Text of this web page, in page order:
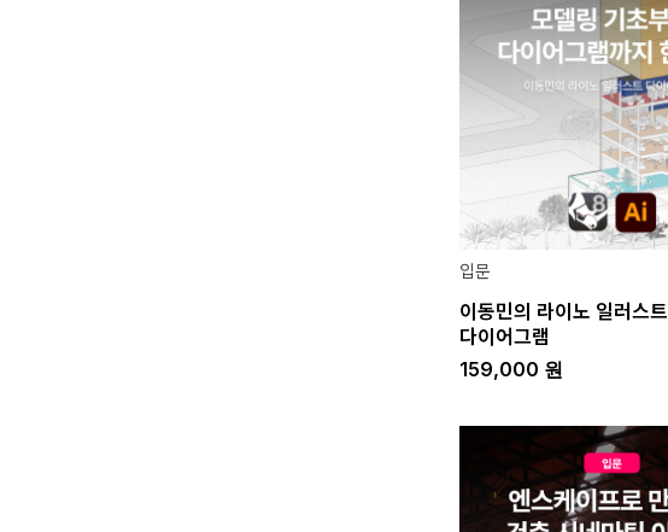
입문
이동민의 라이노 일러스트
다이어그램
159,000 원